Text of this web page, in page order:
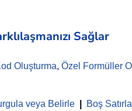
Sağlar
Oluşturma, Özel Formüller
veya Belirle Boş